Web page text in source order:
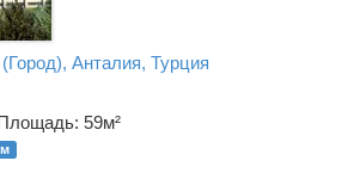
Анталия, Турция
59м²